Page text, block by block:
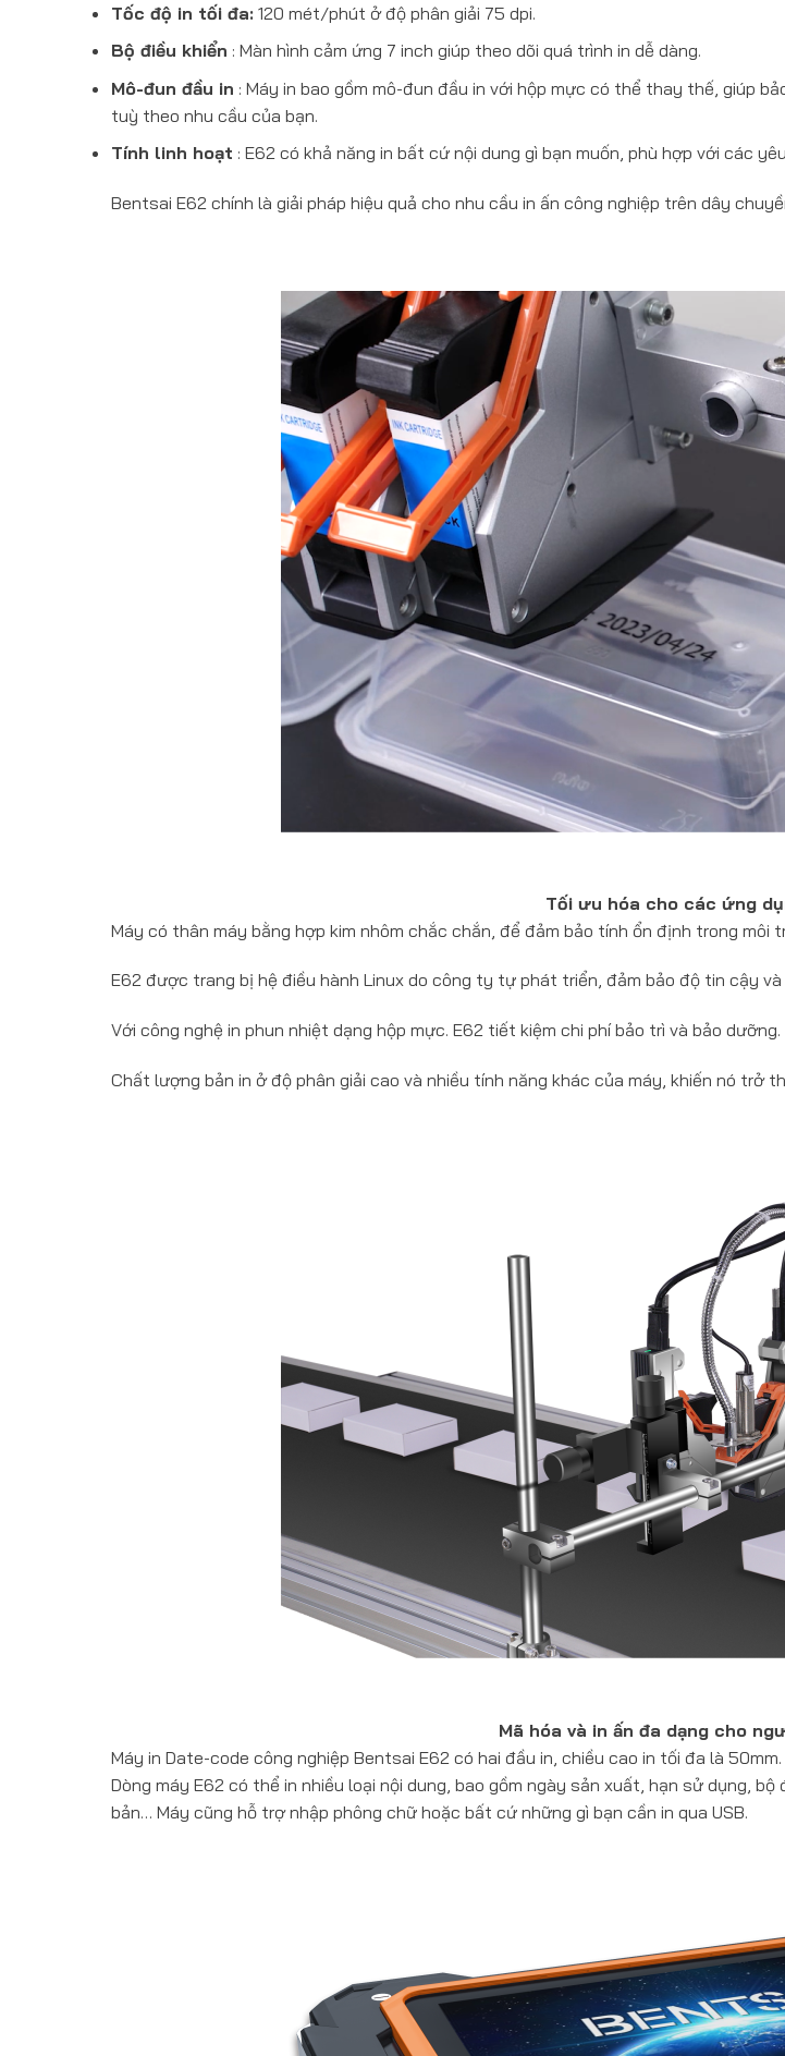
Tốc độ in tối đa: 120 mét/phút ở độ phân giải 75 dpi.
Bộ điều khiển : Màn hình cảm ứng 7 inch giúp theo dõi quá trình in dễ dàng.
Mô-đun đầu in : Máy in bao gồm mô-đun đầu in với hộp mực có thể thay thế, giúp
tuỳ theo nhu cầu của bạn.
Tính linh hoạt : E62 có khả năng in bất cứ nội dung gì bạn muốn, phù hợp với các
Bentsai E62 chính là giải pháp hiệu quả cho nhu cầu in ấn công nghiệp trên dây
Tối ưu hóa cho các ứng
Máy có thân máy bằng hợp kim nhôm chắc chắn, để đảm bảo tính ổn định trong môi
E62 được trang bị hệ điều hành Linux do công ty tự phát triển, đảm bảo độ tin cậy
Với công nghệ in phun nhiệt dạng hộp mực. E62 tiết kiệm chi phí bảo trì và bảo dưỡng.
Chất lượng bản in ở độ phân giải cao và nhiều tính năng khác của máy, khiến nó trở
Mã hóa và in ấn đa dạng cho
Máy in Date-code công nghiệp Bentsai E62 có hai đầu in, chiều cao in tối đa là 50mm.
Dòng máy E62 có thể in nhiều loại nội dung, bao gồm ngày sản xuất, hạn sử dụng, bộ
bản… Máy cũng hỗ trợ nhập phông chữ hoặc bất cứ những gì bạn cần in qua USB.